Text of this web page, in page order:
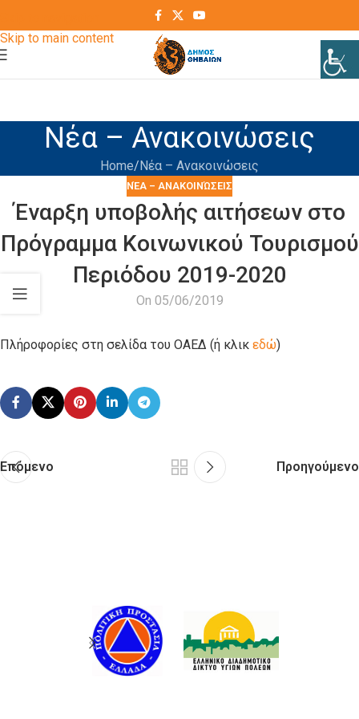
Skip to main content
Νέα – Ανακοινώσεις
Home Νέα – Ανακοινώσεις
ΝΈΑ – ΑΝΑΚΟΙΝΏΣΕΙΣ
Έναρξη υποβολής αιτήσεων στο
Πρόγραμμα Κοινωνικού Τουρισμού
Περιόδου 2019-2020
On 05/06/2019
Πλήροφορίες στη σελίδα του ΟΑΕΔ (ή κλικ εδώ)
Επόμενο Προηγούμενο